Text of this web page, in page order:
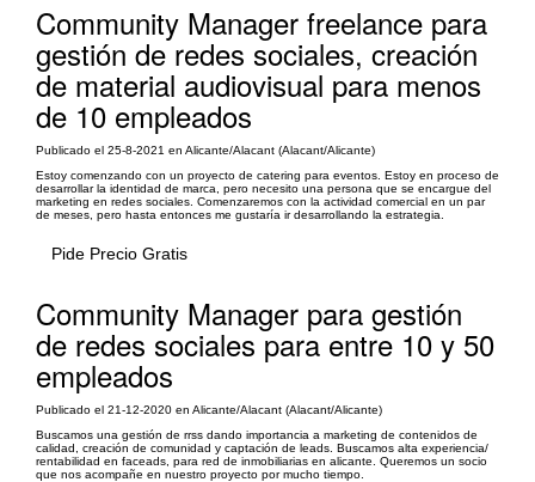
Community Manager freelance para
gestión de redes sociales, creación
de material audiovisual para menos
de 10 empleados
Publicado el 25-8-2021 en Alicante/Alacant (Alacant/Alicante)
Estoy comenzando con un proyecto de catering para eventos. Estoy en proceso de
desarrollar la identidad de marca, pero necesito una persona que se encargue del
marketing en redes sociales. Comenzaremos con la actividad comercial en un par
de meses, pero hasta entonces me gustaría ir desarrollando la estrategia.
Pide Precio Gratis
Community Manager para gestión
de redes sociales para entre 10 y 50
empleados
Publicado el 21-12-2020 en Alicante/Alacant (Alacant/Alicante)
Buscamos una gestión de rrss dando importancia a marketing de contenidos de
calidad, creación de comunidad y captación de leads. Buscamos alta experiencia/
rentabilidad en faceads, para red de inmobiliarias en alicante. Queremos un socio
que nos acompañe en nuestro proyecto por mucho tiempo.